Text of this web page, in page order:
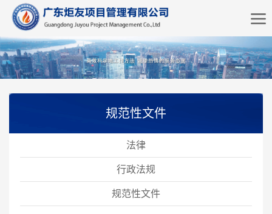
规范性文件
法律
行政法规
规范性文件